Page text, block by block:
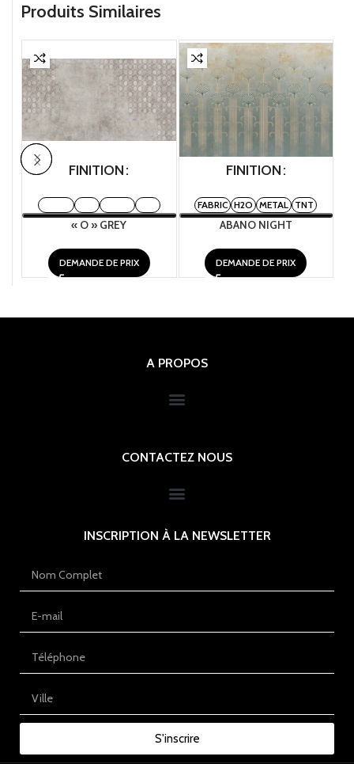
Produits Similaires
FINITION
« O » GREY
DEMANDE DE PRIX
FINITION
FABRIC H2O METAL TNT
ABANO NIGHT
DEMANDE DE PRIX
A PROPOS
CONTACTEZ NOUS
INSCRIPTION À LA NEWSLETTER
S'inscrire